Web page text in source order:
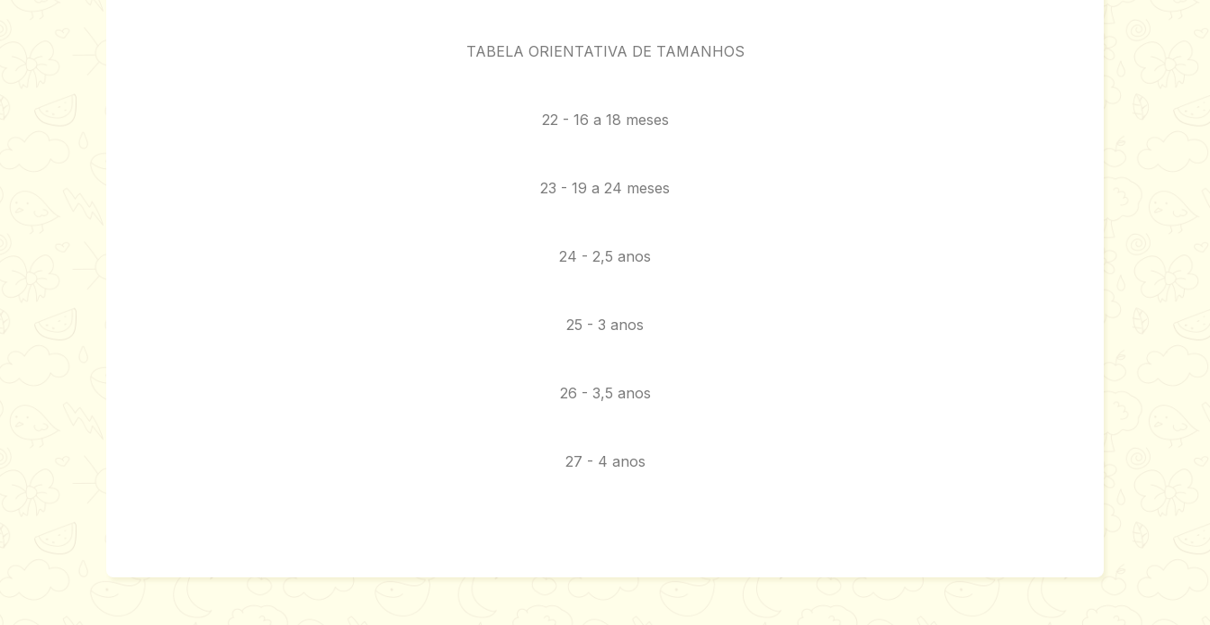
TABELA ORIENTATIVA DE TAMANHOS
22 - 16 a 18 meses
23 - 19 a 24 meses
24 - 2,5 anos
25 - 3 anos
26 - 3,5 anos
27 - 4 anos